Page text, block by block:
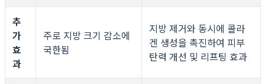
추
가
효
과
주로 지방 크기 감소에
국한됨
지방 제거와 동시에 콜라
겐 생성을 촉진하여 피부
탄력 개선 및 리프팅 효과